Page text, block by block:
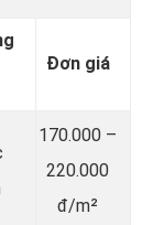
Đơn giá
170.000 –
220.000
đ/m²